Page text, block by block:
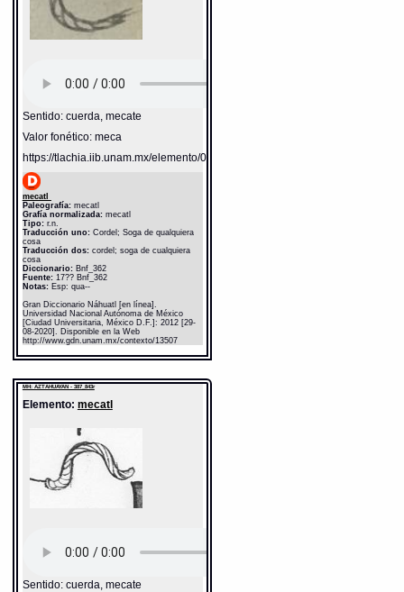
Sentido: cuerda, mecate
Valor fonético: meca
https://tlachia.iib.unam.mx/elemento/05.11.03
mecatl
Paleografía:mecatl
Grafía normalizada:mecatl
Tipo:r.n.
Traducción uno:Cordel; Soga de qualquiera
cosa
Traducción dos:cordel; soga de cualquiera
cosa
Diccionario: Bnf_362
Fuente:17?? Bnf_362
Notas:Esp: qua--
Gran Diccionario Náhuatl [en línea].
Universidad Nacional Autónoma de México
[Ciudad Universitaria, México D.F.]: 2012 [29-
08-2020]. Disponible en la Web
http://www.gdn.unam.mx/contexto/13507
MH: AZTAHUAYAN - 387_843r
Elemento: mecatl
Sentido: cuerda, mecate